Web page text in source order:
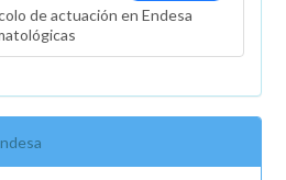
de actuación en Endesa